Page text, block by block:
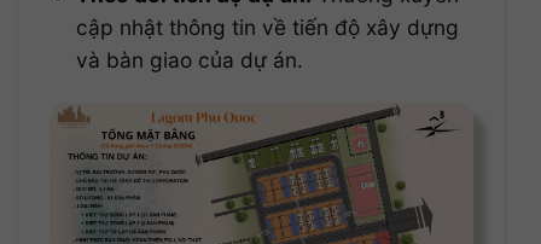
cập nhật thông tin về tiến độ xây dựng
và bàn giao của dự án.